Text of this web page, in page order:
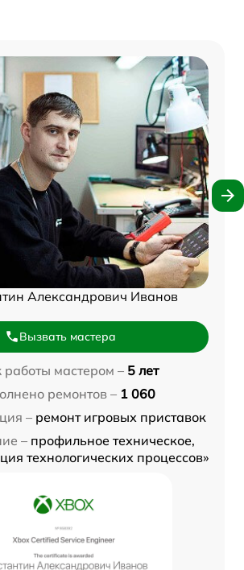
Александрович Иванов
Вызвать мастера
работы мастером – 5 лет
ремонтов – 1 060
– ремонт игровых приставок
– профильное техническое,
технологических процессов»